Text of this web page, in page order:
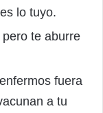
lo tuyo.
te aburre
fuera
a tu